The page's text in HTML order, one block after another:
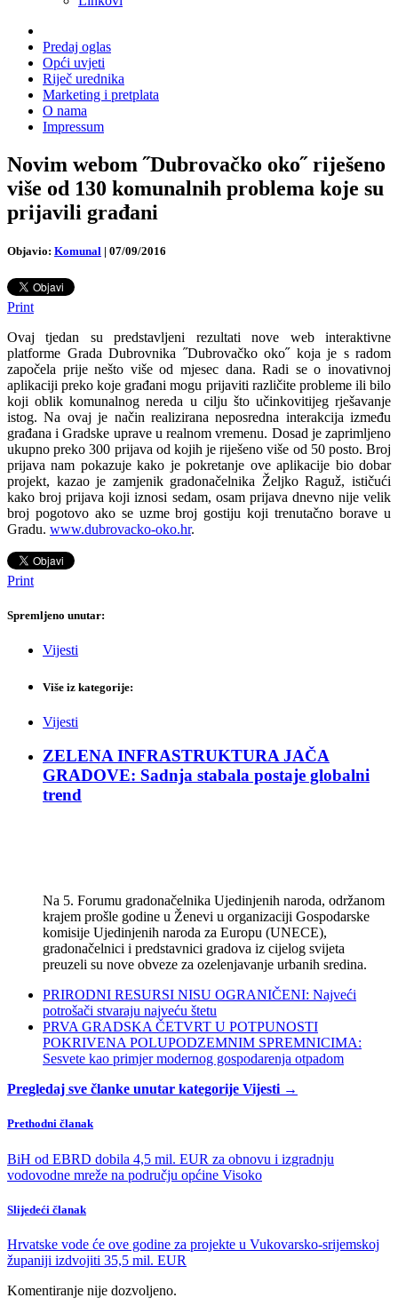
Predaj oglas
Opći uvjeti
Riječ urednika
Marketing i pretplata
O nama
Impressum
Novim webom ˝Dubrovačko oko˝ riješeno
više od 130 komunalnih problema koje su
prijavili građani
Objavio: Komunal | 07/09/2016
Print
Ovaj tjedan su predstavljeni rezultati nove web interaktivne
platforme Grada Dubrovnika ˝Dubrovačko oko˝ koja je s radom
započela prije nešto više od mjesec dana. Radi se o inovativnoj
aplikaciji preko koje građani mogu prijaviti različite probleme ili bilo
koji oblik komunalnog nereda u cilju što učinkovitijeg rješavanje
istog. Na ovaj je način realizirana neposredna interakcija između
građana i Gradske uprave u realnom vremenu. Dosad je zaprimljeno
ukupno preko 300 prijava od kojih je riješeno više od 50 posto. Broj
prijava nam pokazuje kako je pokretanje ove aplikacije bio dobar
projekt, kazao je zamjenik gradonačelnika Željko Raguž, ističući
kako broj prijava koji iznosi sedam, osam prijava dnevno nije velik
broj pogotovo ako se uzme broj gostiju koji trenutačno borave u
Gradu. www.dubrovacko-oko.hr.
Print
Spremljeno unutar:
Vijesti
Više iz kategorije:
Vijesti
ZELENA INFRASTRUKTURA JAČA
GRADOVE: Sadnja stabala postaje globalni
trend
Na 5. Forumu gradonačelnika Ujedinjenih naroda, održanom
krajem prošle godine u Ženevi u organizaciji Gospodarske
komisije Ujedinjenih naroda za Europu (UNECE),
gradonačelnici i predstavnici gradova iz cijelog svijeta
preuzeli su nove obveze za ozelenjavanje urbanih sredina.
PRIRODNI RESURSI NISU OGRANIČENI: Najveći
potrošači stvaraju najveću štetu
PRVA GRADSKA ČETVRT U POTPUNOSTI
POKRIVENA POLUPODZEMNIM SPREMNICIMA:
Sesvete kao primjer modernog gospodarenja otpadom
Pregledaj sve članke unutar kategorije Vijesti →
Prethodni članak
BiH od EBRD dobila 4,5 mil. EUR za obnovu i izgradnju
vodovodne mreže na području općine Visoko
Slijedeći članak
Hrvatske vode će ove godine za projekte u Vukovarsko-srijemskoj
županiji izdvojiti 35,5 mil. EUR
Komentiranje nije dozvoljeno.